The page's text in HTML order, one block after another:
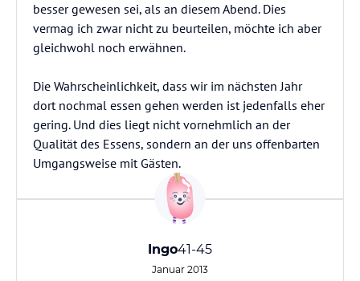
besser gewesen sei, als an diesem Abend. Dies
vermag ich zwar nicht zu beurteilen, möchte ich aber
gleichwohl noch erwähnen.
Die Wahrscheinlichkeit, dass wir im nächsten Jahr
dort nochmal essen gehen werden ist jedenfalls eher
gering. Und dies liegt nicht vornehmlich an der
Qualität des Essens, sondern an der uns offenbarten
Umgangsweise mit Gästen.
Ingo41-45
Januar 2013